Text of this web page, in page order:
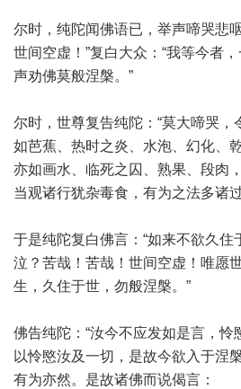
尔时，纯陀闻佛语已，举声啼哭悲
世间空虚！”复白大众：“我等今者
声劝佛莫般涅槃。”
尔时，世尊复告纯陀：“莫大啼哭，
如芭蕉、热时之炎、水泡、幻化、
亦如画水、临死之囚、熟果、段肉
当观诸行犹杂毒食，有为之法多诸
于是纯陀复白佛言：“如来不欲久住
泣？苦哉！苦哉！世间空虚！唯愿
生，久住于世，勿般涅槃。”
佛告纯陀：“汝今不应发如是言，怜
以怜愍汝及一切，是故今欲入于涅
有为亦然。是故诸佛而说偈言：